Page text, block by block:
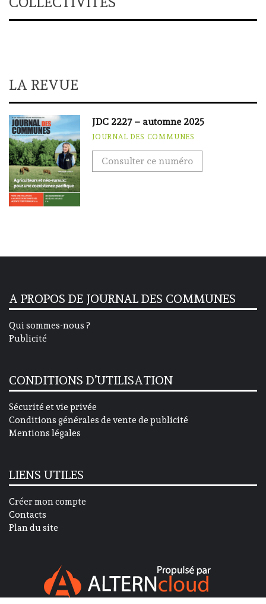
LA REVUE
JDC 2227 – automne 2025
JOURNAL DES COMMUNES
Consulter ce numéro
A PROPOS DE JOURNAL DES COMMUNES
Qui sommes-nous ?
Publicité
CONDITIONS D’UTILISATION
Sécurité et vie privée
Conditions générales de vente de publicité
Mentions légales
LIENS UTILES
Créer mon compte
Contacts
Plan du site